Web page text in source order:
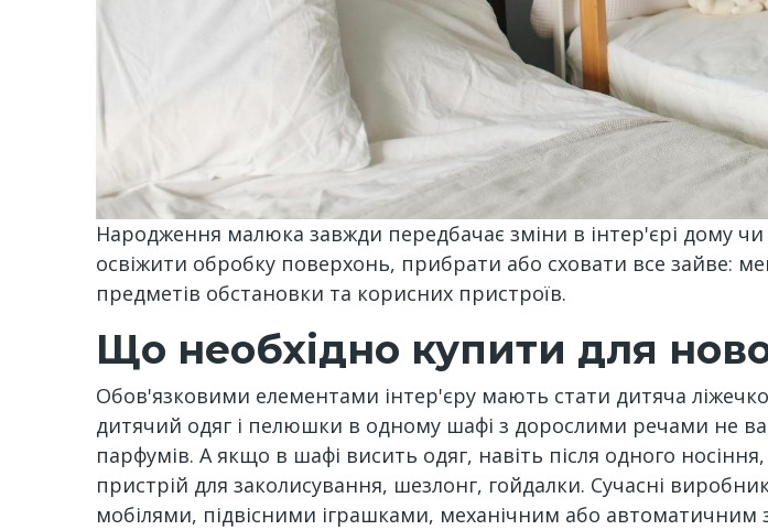
Народження малюка завжди передбачає зміни в інтер'єрі дому
освіжити обробку поверхонь, прибрати або сховати все зайве:
предметів обстановки та корисних пристроїв.
Що необхідно купити для
Обов'язковими елементами інтер'єру мають стати дитяча
дитячий одяг і пелюшки в одному шафі з дорослими речами не
парфумів. А якщо в шафі висить одяг, навіть після одного
пристрій для заколисування, шезлонг, гойдалки. Сучасні
мобілями, підвісними іграшками, механічним або